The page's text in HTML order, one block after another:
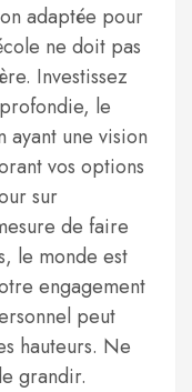
adaptée pour
ne doit pas
Investissez
le
ayant une vision
vos options
sur
de faire
le monde est
engagement
peut
hauteurs. Ne
grandir.